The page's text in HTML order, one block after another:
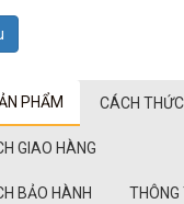
PHẨM CÁCH
GIAO HÀNG
BẢO HÀNH THÔNG